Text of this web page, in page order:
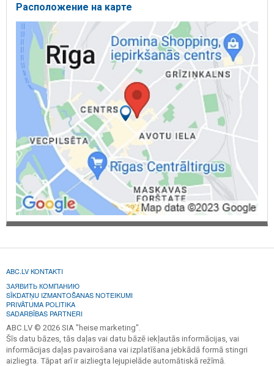
Расположение на карте
ABC.LV KONTAKTI
ЗАЯВИТЬ КОМПАНИЮ
SĪKDATŅU IZMANTOŠANAS NOTEIKUMI
PRIVĀTUMA POLITIKA
SADARBĪBAS PARTNERI
ABC.LV © 2026 SIA "heise marketing".
Šīs datu bāzes, tās daļas vai datu bāzē iekļautās informācijas, vai
informācijas daļas pavairošana vai izplatīšana jebkādā formā stingri
aizliegta. Tāpat arī ir aizliegta lejupielāde automātiskā režīmā.